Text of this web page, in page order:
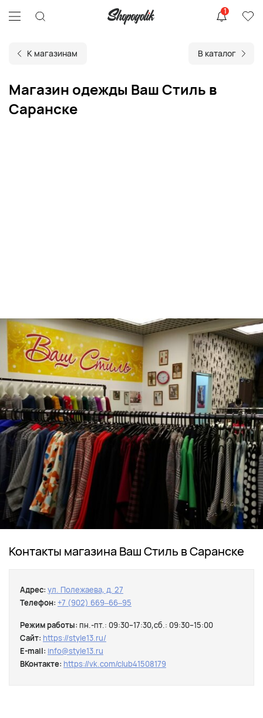
1
К магазинам В каталог
Магазин одежды Ваш Стиль в
Саранске
Контакты магазина Ваш Стиль в Саранске
Адрес: ул. Полежаева, д. 27
Телефон: +7 (902) 669‒66‒95
Режим работы: пн.-пт.: 09:30–17:30,сб.: 09:30–15:00
Сайт: https://style13.ru/
E-mail: info@style13.ru
ВКонтакте: https://vk.com/club41508179